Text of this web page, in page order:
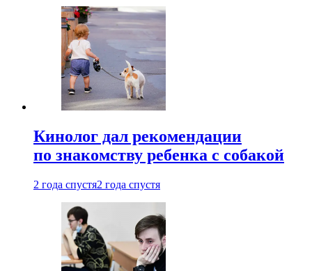
Кинолог дал рекомендации
по знакомству ребенка с собакой
2 года спустя2 года спустя